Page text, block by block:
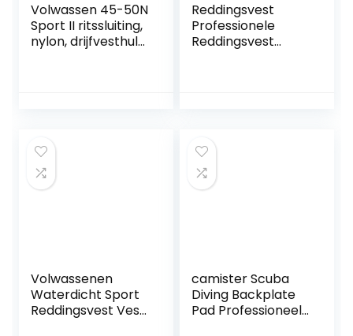
Volwassen 45-50N
Sport II ritssluiting,
nylon, drijfvesthulp,
snelle
watersporten –
unisex
Reddingsvest
Professionele
Reddingsvest
Motor Boot Vest
Volwassenen
Waterdicht Sport
Reddingsvest Vest,
camister Scuba
Diving Backplate
Pad Professioneel